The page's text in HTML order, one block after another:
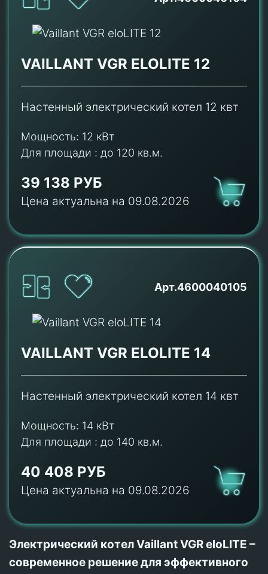
VAILLANT VGR ELOLITE 12
Настенный электрический котел 12 квт
Мощность: 12 кВт
Для площади : до 120 кв.м.
39 138 РУБ
Цена актуальна на 09.08.2026
Арт.4600040105
VAILLANT VGR ELOLITE 14
Настенный электрический котел 14 квт
Мощность: 14 кВт
Для площади : до 140 кв.м.
40 408 РУБ
Цена актуальна на 09.08.2026
Электрический котел Vaillant VGR eloLITE –
современное решение для эффективного